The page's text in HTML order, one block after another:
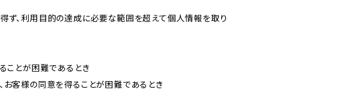
ず、利用目的の達成に必要な範囲を超えて個人情報を取り
ことが困難であるとき
お客様の同意を得ることが困難であるとき